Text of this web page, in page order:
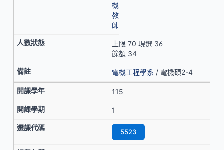
機
教
師
上限 70 現選 36
餘額 34
電機工程學系 / 電機碩2-4
115
1
5523